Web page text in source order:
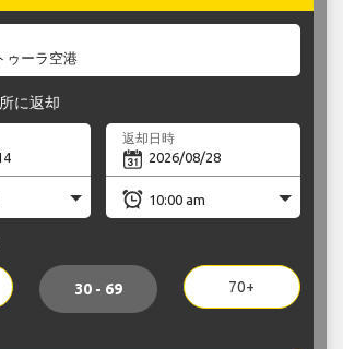
に返却
返却日時
30 - 69 70+